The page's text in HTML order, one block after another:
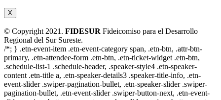
X
© Copyright 2021. FIDESUR Fideicomiso para el Desarrollo
Regional del Sur Sureste.
/*; } .etn-event-item .etn-event-category span, .etn-btn, .attr-btn-
primary, .etn-attendee-form .etn-btn, .etn-ticket-widget .etn-btn,
.schedule-list-1 .schedule-header, .speaker-style4 .etn-speaker-
content .etn-title a, .etn-speaker-details3 .speaker-title-info, .etn-
event-slider .swiper-pagination-bullet, .etn-speaker-slider .swiper-
pagination-bullet, .etn-event-slider .swiper-button-next, .etn-event-